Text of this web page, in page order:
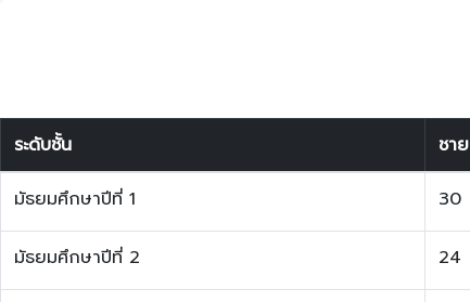
ระดับชั้น ชาย
มัธยมศึกษาปีที่ 1 30
มัธยมศึกษาปีที่ 2 24